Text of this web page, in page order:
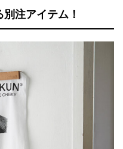
注アイテム！